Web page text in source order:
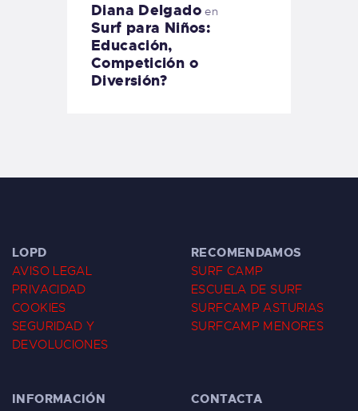
Diana Delgadoen
Surf para Niños:
Educación,
Competición o
Diversión?
LOPD
AVISO LEGAL
PRIVACIDAD
COOKIES
SEGURIDAD Y
DEVOLUCIONES
RECOMENDAMOS
SURF CAMP
ESCUELA DE SURF
SURFCAMP ASTURIAS
SURFCAMP MENORES
INFORMACIÓN CONTACTA